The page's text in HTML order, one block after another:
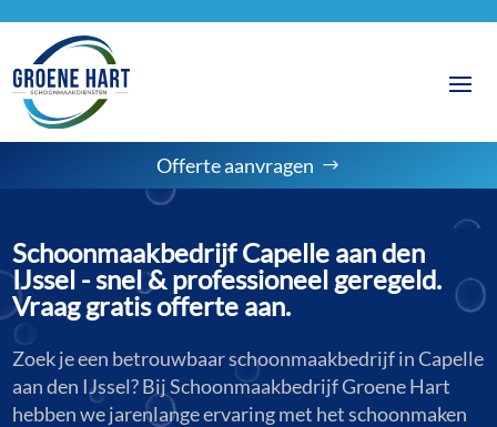
Offerte aanvragen
Schoonmaakbedrijf Capelle aan den
IJssel - snel & professioneel geregeld.
Vraag gratis offerte aan.
Zoek je een betrouwbaar schoonmaakbedrijf in Capelle
aan den IJssel? Bij Schoonmaakbedrijf Groene Hart
hebben we jarenlange ervaring met het schoonmaken